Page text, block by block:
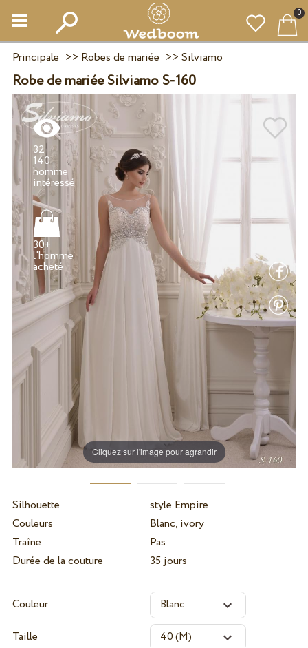
0
Principale >> Robes de mariée >> Silviamo
Robe de mariée Silviamo S-160
Cliquez sur l'image pour agrandir
32
140
homme
30+
l'homme
Silhouette
style Empire
Couleurs
Blanc, ivory
Traîne
Pas
Durée de la couture
35 jours
Couleur
Taille